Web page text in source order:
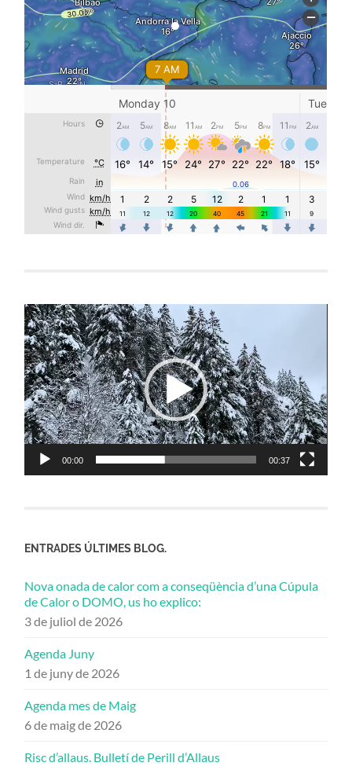
Reproductor
de
vídeo
00:00 00:37
ENTRADES ÚLTIMES BLOG.
Nova onada de calor com a conseqüència d’una Cúpula
de Calor o DOMO, us ho explico:
3 de juliol de 2026
Agenda Juny
1 de juny de 2026
Agenda mes de Maig
6 de maig de 2026
Risc d’allaus. Bulletí de Perill d’Allaus